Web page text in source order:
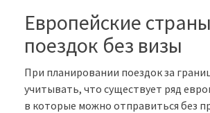
Европейские
поездок без визы
При планировании поездок за
учитывать, что существует ряд
в которые можно отправиться без